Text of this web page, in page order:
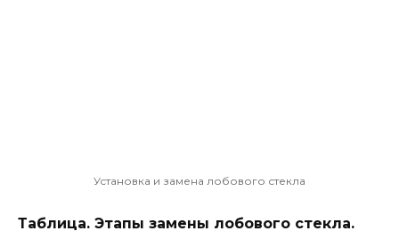
Установка и замена лобового стекла
Таблица. Этапы замены лобового стекла.